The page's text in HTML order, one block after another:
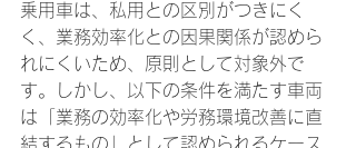
乗用車は、私用との区別がつきにく
く、業務効率化との因果関係が認めら
れにくいため、原則として対象外で
す。しかし、以下の条件を満たす車両
は「業務の効率化や労務環境改善に直
結するもの」として認められるケース